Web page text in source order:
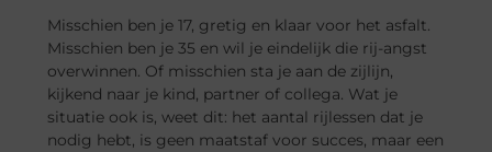
Misschien ben je 17, gretig en klaar voor het asfalt.
Misschien ben je 35 en wil je eindelijk die rij-angst
overwinnen. Of misschien sta je aan de zijlijn,
kijkend naar je kind, partner of collega. Wat je
situatie ook is, weet dit: het aantal rijlessen dat je
nodig hebt, is geen maatstaf voor succes, maar een